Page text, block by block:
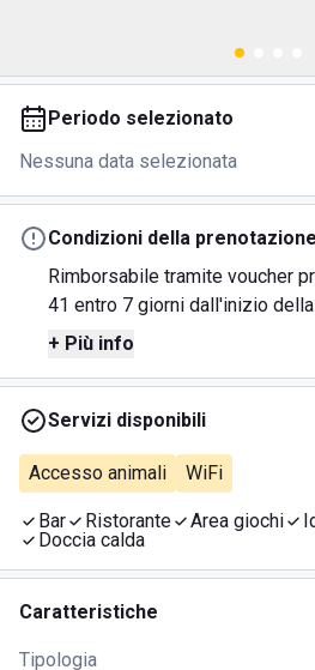
Periodo selezionato
Nessuna data selezionata
Condizioni della prenotazione
Rimborsabile tramite voucher
41 entro 7 giorni dall'inizio
+ Più info
Servizi disponibili
Accesso animali WiFi
Bar Ristorante Area giochi
Doccia calda
Caratteristiche
Tipologia